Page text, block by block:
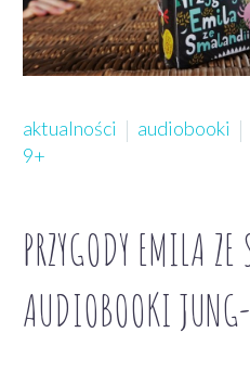
aktualności audiobooki
9+
PRZYGODY EMILA
AUDIOBOOKI